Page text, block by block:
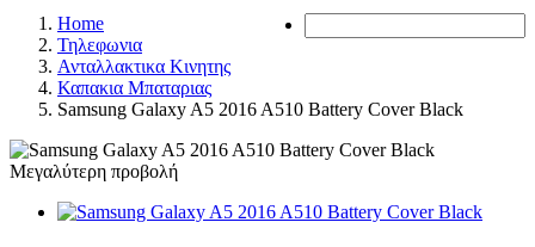
Home
Τηλεφωνια
Ανταλλακτικα Κινητης
Καπακια Μπαταριας
Samsung Galaxy A5 2016 A510 Battery Cover Black
Μεγαλύτερη προβολή